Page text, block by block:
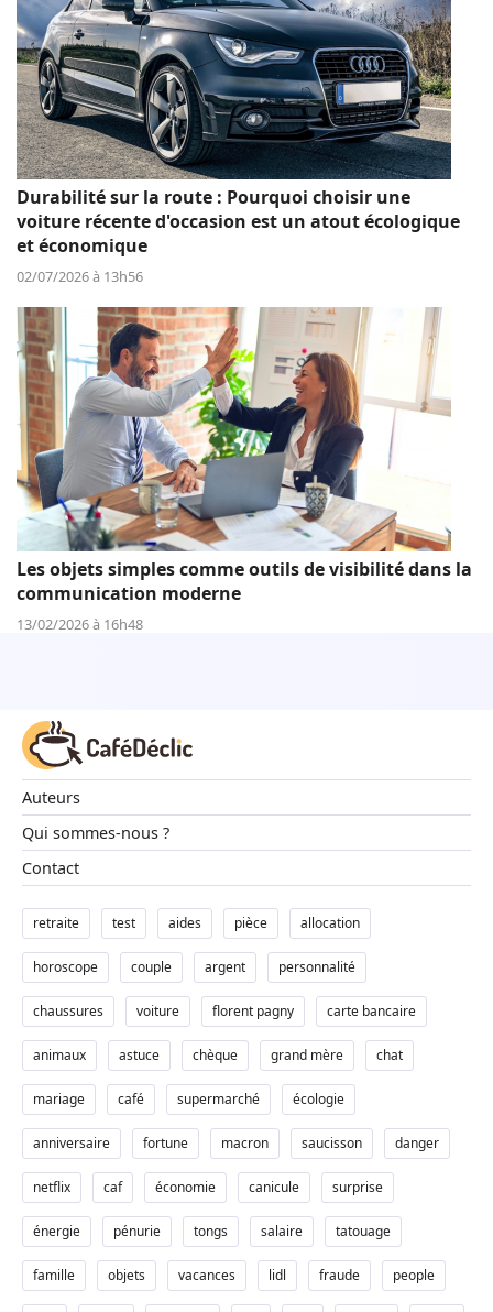
Durabilité sur la route : Pourquoi choisir une
voiture récente d'occasion est un atout écologique
et économique
02/07/2026 à 13h56
Les objets simples comme outils de visibilité dans la
communication moderne
13/02/2026 à 16h48
Auteurs
Qui sommes-nous ?
Contact
retraite test aides pièce allocation
horoscope couple argent personnalité
chaussures voiture florent pagny carte bancaire
animaux astuce chèque grand mère chat
mariage café supermarché écologie
anniversaire fortune macron saucisson danger
netflix caf économie canicule surprise
énergie pénurie tongs salaire tatouage
famille objets vacances lidl fraude people